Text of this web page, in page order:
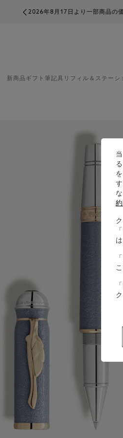
2026年8月17日より一部商品の
新商品 ギフト 筆記具 リフィル＆ステーシ